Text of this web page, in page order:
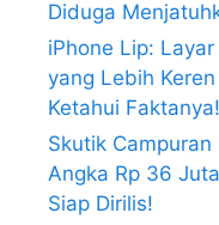
Diduga
iPhone Lip:
yang Lebih
Ketahui Faktanya!
Skutik Campuran
Angka Rp 36
Siap Dirilis!